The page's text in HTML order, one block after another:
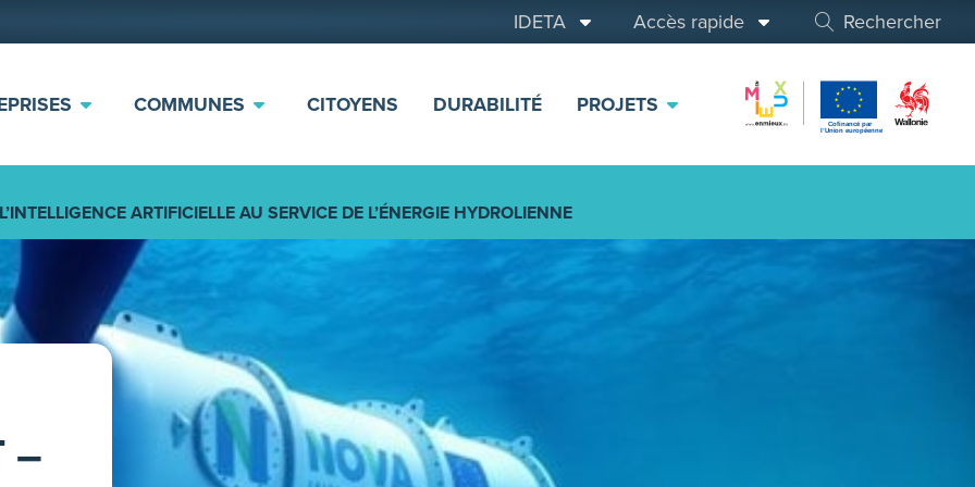
IDETA Accès rapide Rechercher
COMMUNES CITOYENS DURABILITÉ PROJETS
ARTIFICIELLE AU SERVICE DE L’ÉNERGIE HYDROLIENNE
–